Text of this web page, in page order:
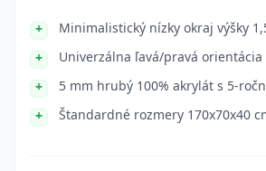
Minimalistický nízky okraj výšky
Univerzálna ľavá/pravá
5 mm hrubý 100% akrylát s 5-
Štandardné rozmery 170x70x40